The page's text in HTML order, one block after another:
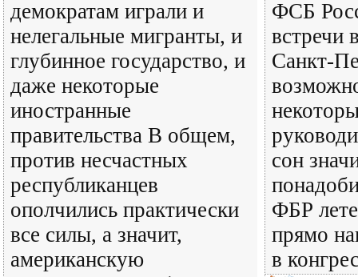
демократам играли и
нелегальные мигранты, и
глубинное государство, и
даже некоторые
иностранные
правительства В общем,
против несчастных
республиканцев
ополчились практически
все силы, а значит,
американскую
ФСБ
встречи
Санкт-
сон
ФБР
прямо
в